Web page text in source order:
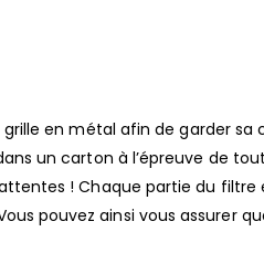
en métal afin de garder sa
un carton à l’épreuve de
! Chaque partie du
pouvez ainsi vous assurer